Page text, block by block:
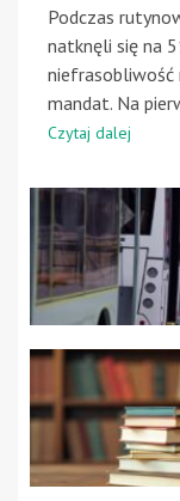
Podczas
natknęli się na
niefrasobliwość
mandat. Na
Czytaj dalej